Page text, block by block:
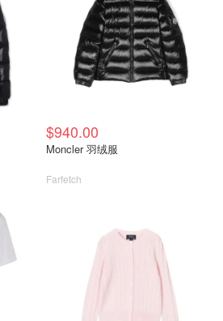
$940.00
Moncler 羽绒服
Farfetch